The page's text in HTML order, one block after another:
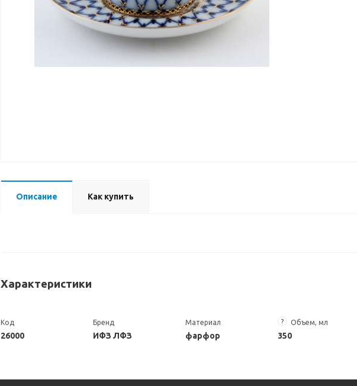
Описание Как купить
Характеристики
Код
26000
Бренд
ИФЗ ЛФЗ
Материал
фарфор
? Объем, мл
350